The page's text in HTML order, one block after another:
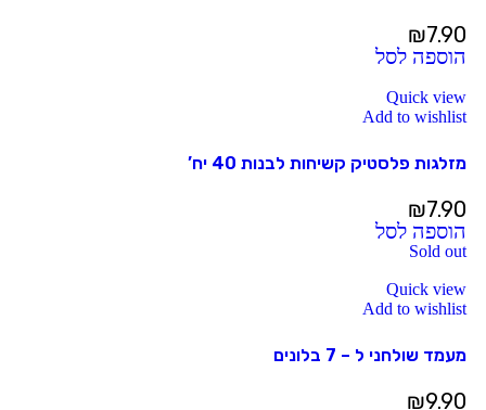
₪7.90
הוספה לסל
Quick view
Add to wishlist
מזלגות פלסטיק קשיחות לבנות 40 יח’
₪7.90
הוספה לסל
Sold out
Quick view
Add to wishlist
מעמד שולחני ל – 7 בלונים
₪9.90